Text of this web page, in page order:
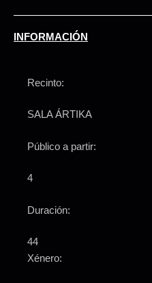
INFORMACIÓN
Recinto:
SALA ÁRTIKA
Público a partir:
4
Duración:
44
Xénero: